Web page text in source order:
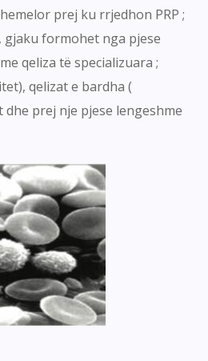
prej ku rrjedhon PRP ;
formohet nga pjese
qeliza të specializuara ;
qelizat e bardha (
prej nje pjese lengeshme